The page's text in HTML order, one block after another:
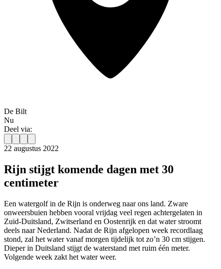
De Bilt
Nu
Deel via:
22 augustus 2022
Rijn stijgt komende dagen met 30
centimeter
Een watergolf in de Rijn is onderweg naar ons land. Zware
onweersbuien hebben vooral vrijdag veel regen achtergelaten in
Zuid-Duitsland, Zwitserland en Oostenrijk en dat water stroomt
deels naar Nederland. Nadat de Rijn afgelopen week recordlaag
stond, zal het water vanaf morgen tijdelijk tot zo’n 30 cm stijgen.
Dieper in Duitsland stijgt de waterstand met ruim één meter.
Volgende week zakt het water weer.